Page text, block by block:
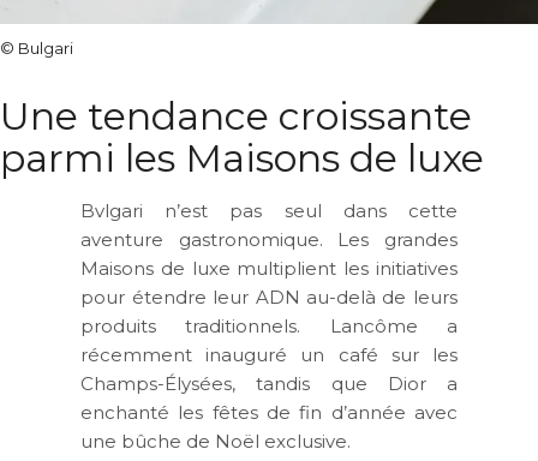
© Bulgari
Une tendance croissante
parmi les Maisons de luxe
Bvlgari n’est pas seul dans cette
aventure gastronomique. Les grandes
Maisons de luxe multiplient les initiatives
pour étendre leur ADN au-delà de leurs
produits traditionnels. Lancôme a
récemment inauguré un café sur les
Champs-Élysées, tandis que Dior a
enchanté les fêtes de fin d’année avec
une bûche de Noël exclusive.